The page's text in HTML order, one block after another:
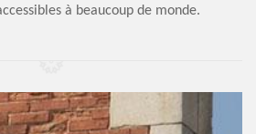
à beaucoup de monde.